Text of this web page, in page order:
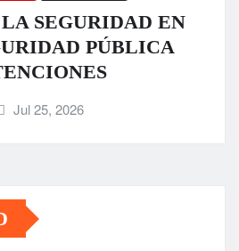
SEGURIDAD EN
PÚBLICA
Jul 25, 2026